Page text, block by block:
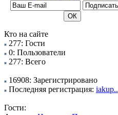
Кто на сайте
277: Гости
0: Пользователи
277: Всего
16908: Зарегистрировано
Последняя регистрация: iakup..
Гости: